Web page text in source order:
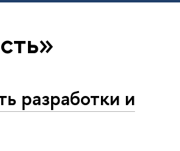
разработки и